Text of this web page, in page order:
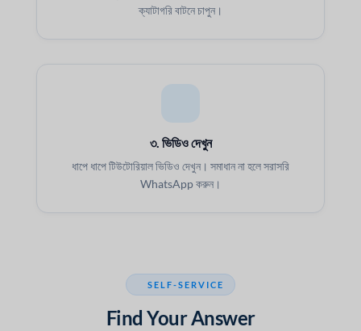
ক্যাটাগরি বাটনে চাপুন।
৩. ভিডিও দেখুন
ধাপে ধাপে টিউটোরিয়াল ভিডিও দেখুন। সমাধান না হলে সরাসরি
WhatsApp করুন।
SELF-SERVICE
Find Your Answer